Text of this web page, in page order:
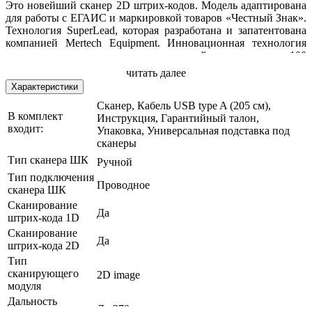
Это новейший сканер 2D штрих-кодов. Модель адаптирована
для работы с ЕГАИС и маркировкой товаров «Честный Знак».
Технология SuperLead, которая разработана и запатентована
компанией Mertech Equipment. Инновационная технология
позволяет сканировать коды с высокой скоростью: до 100
Разработан в соответствии с требованиям системы Честный
знак. Полностью соответствует требованиям ФГИС/ЕГАИС и
рекомендован компанией 1С. Инновационная технология
SuperLead - высокая скорость и качество считывания любых
штрих кодов. Считывает все известные одномерные и
двумерные штрих коды.
В КОМПЛЕКТЕ
Подставка для сканеров Mertech
✔ Режим "Свободные руки"
✔ Пластиковые платформа и стойка
✔Простой и удобный захват сканера
✔ Для сканера Mertech SUNMI NS021/2210/2310
читать далее
Характеристики
В комплект
входит:
Сканер, Кабель USB type A (205 см),
Инструкция, Гарантийный талон,
Упаковка, Универсальная подставка под
сканеры
Тип сканера ШК
Ручной
Тип подключения
сканера ШК
Проводное
Сканирование
штрих-кода 1D
Да
Сканирование
штрих-кода 2D
Да
Тип
сканирующего
модуля
2D image
Дальность
До 370 мм